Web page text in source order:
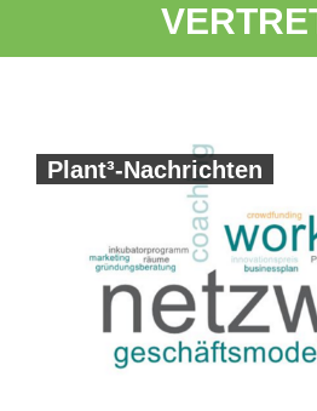
Plant³-Nachrichten